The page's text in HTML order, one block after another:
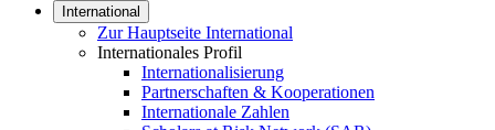
International
Zur Hauptseite International
Internationales Profil
Internationalisierung
Partnerschaften & Kooperationen
Internationale Zahlen